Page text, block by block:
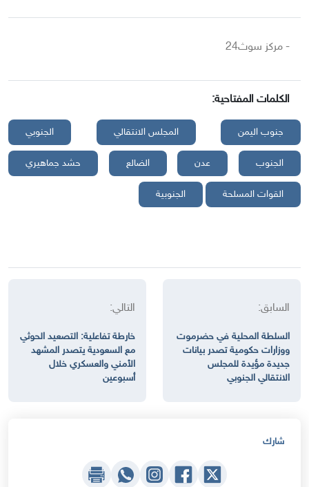
- مركز سوث24
الكلمات المفتاحية:
جنوب اليمن المجلس الانتقالي الجنوبي
الجنوب عدن الضالع حشد جماهيري
القوات المسلحة الجنوبية
السابق:
السلطة المحلية في حضرموت
ووزارات حكومية تصدر بيانات
جديدة مؤيدة للمجلس
الانتقالي الجنوبي
التالي:
خارطة تفاعلية: التصعيد الحوثي
مع السعودية يتصدر المشهد
الأمني والعسكري خلال
أسبوعين
شارك